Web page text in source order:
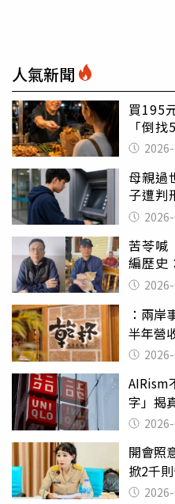
人氣新聞
買195
「倒
灣
母親過
子遭
罪
苦苓
編歷史
詩？
：兩
半年營
AIRism
字」揭
開會照
掀2千